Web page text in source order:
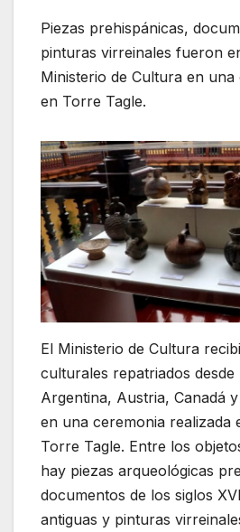
Piezas prehispánicas,
pinturas virreinales fueron
Ministerio de Cultura en
en Torre Tagle.
El Ministerio de Cultura
culturales repatriados desde
Argentina, Austria, Canadá
en una ceremonia realizada
Torre Tagle. Entre los
hay piezas arqueológicas
documentos de los siglos
antiguas y pinturas